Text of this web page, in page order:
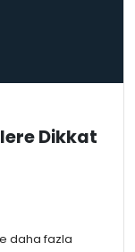
Dikkat
daha fazla